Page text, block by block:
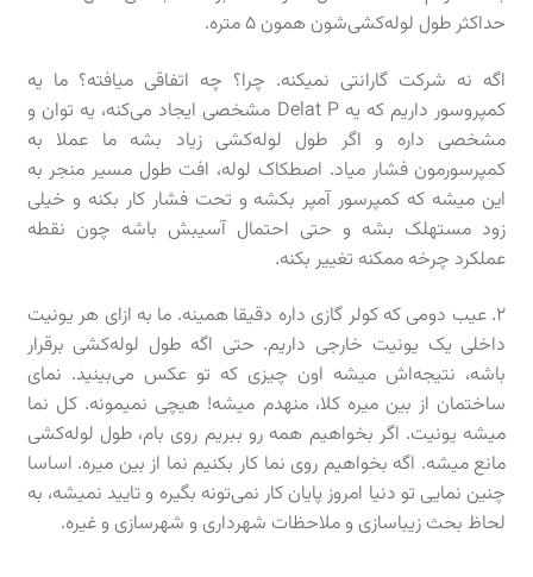
حداکثر طول لوله‌کشی‌شون همون ۵ متره.
اگه نه شرکت گارانتی نمیکنه. چرا؟ چه اتفاقی میافته؟ ما یه
کمپروسور داریم که یه Delat P مشخصی ایجاد می‌کنه، یه توان و
مشخصی داره و اگر طول لوله‌کشی زیاد بشه ما عملا به
کمپرسورمون فشار میاد. اصطکاک لوله، افت طول مسیر منجر به
این میشه که کمپرسور آمپر بکشه و تحت فشار کار بکنه و خیلی
زود مستهلک بشه و حتی احتمال آسیبش باشه چون نقطه
عملکرد چرخه ممکنه تغییر بکنه.
۲. عیب دومی که کولر گازی داره دقیقا همینه. ما به ازای هر یونیت
داخلی یک یونیت خارجی داریم. حتی اگه طول لوله‌کشی برقرار
باشه، نتیجه‌اش میشه اون چیزی که تو عکس می‌بینید. نمای
ساختمان از بین میره کلا، منهدم میشه! هیچی نمیمونه. کل نما
میشه یونیت. اگر بخواهیم همه رو ببریم روی بام، طول لوله‌کشی
مانع میشه. اگه بخواهیم روی نما کار بکنیم نما از بین میره. اساسا
چنین نمایی تو دنیا امروز پایان کار نمی‌تونه بگیره و تایید نمیشه، به
لحاظ بحث زیباسازی و ملا‌حظات شهرداری و شهرسازی و غیره.